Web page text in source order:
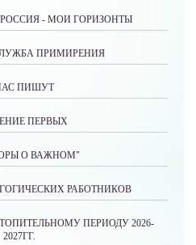
- МОИ ГОРИЗОНТЫ
ПРИМИРЕНИЯ
ПИШУТ
ПЕРВЫХ
О ВАЖНОМ"
РАБОТНИКОВ
ПЕРИОДУ 2026-
2027ГГ.